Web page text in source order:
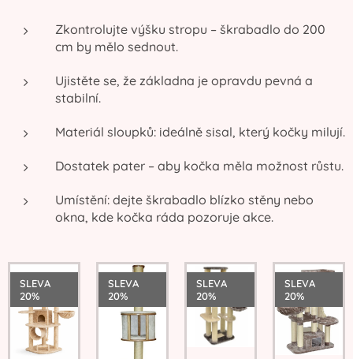
Zkontrolujte výšku stropu – škrabadlo do 200
cm by mělo sednout.
Ujistěte se, že základna je opravdu pevná a
stabilní.
Materiál sloupků: ideálně sisal, který kočky milují.
Dostatek pater – aby kočka měla možnost růstu.
Umístění: dejte škrabadlo blízko stěny nebo
okna, kde kočka ráda pozoruje akce.
SLEVA
20%
SLEVA
20%
SLEVA
20%
SLEVA
20%